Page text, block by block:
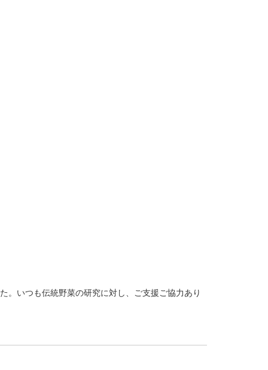
いつも伝統野菜の研究に対し、ご支援ご協力あり